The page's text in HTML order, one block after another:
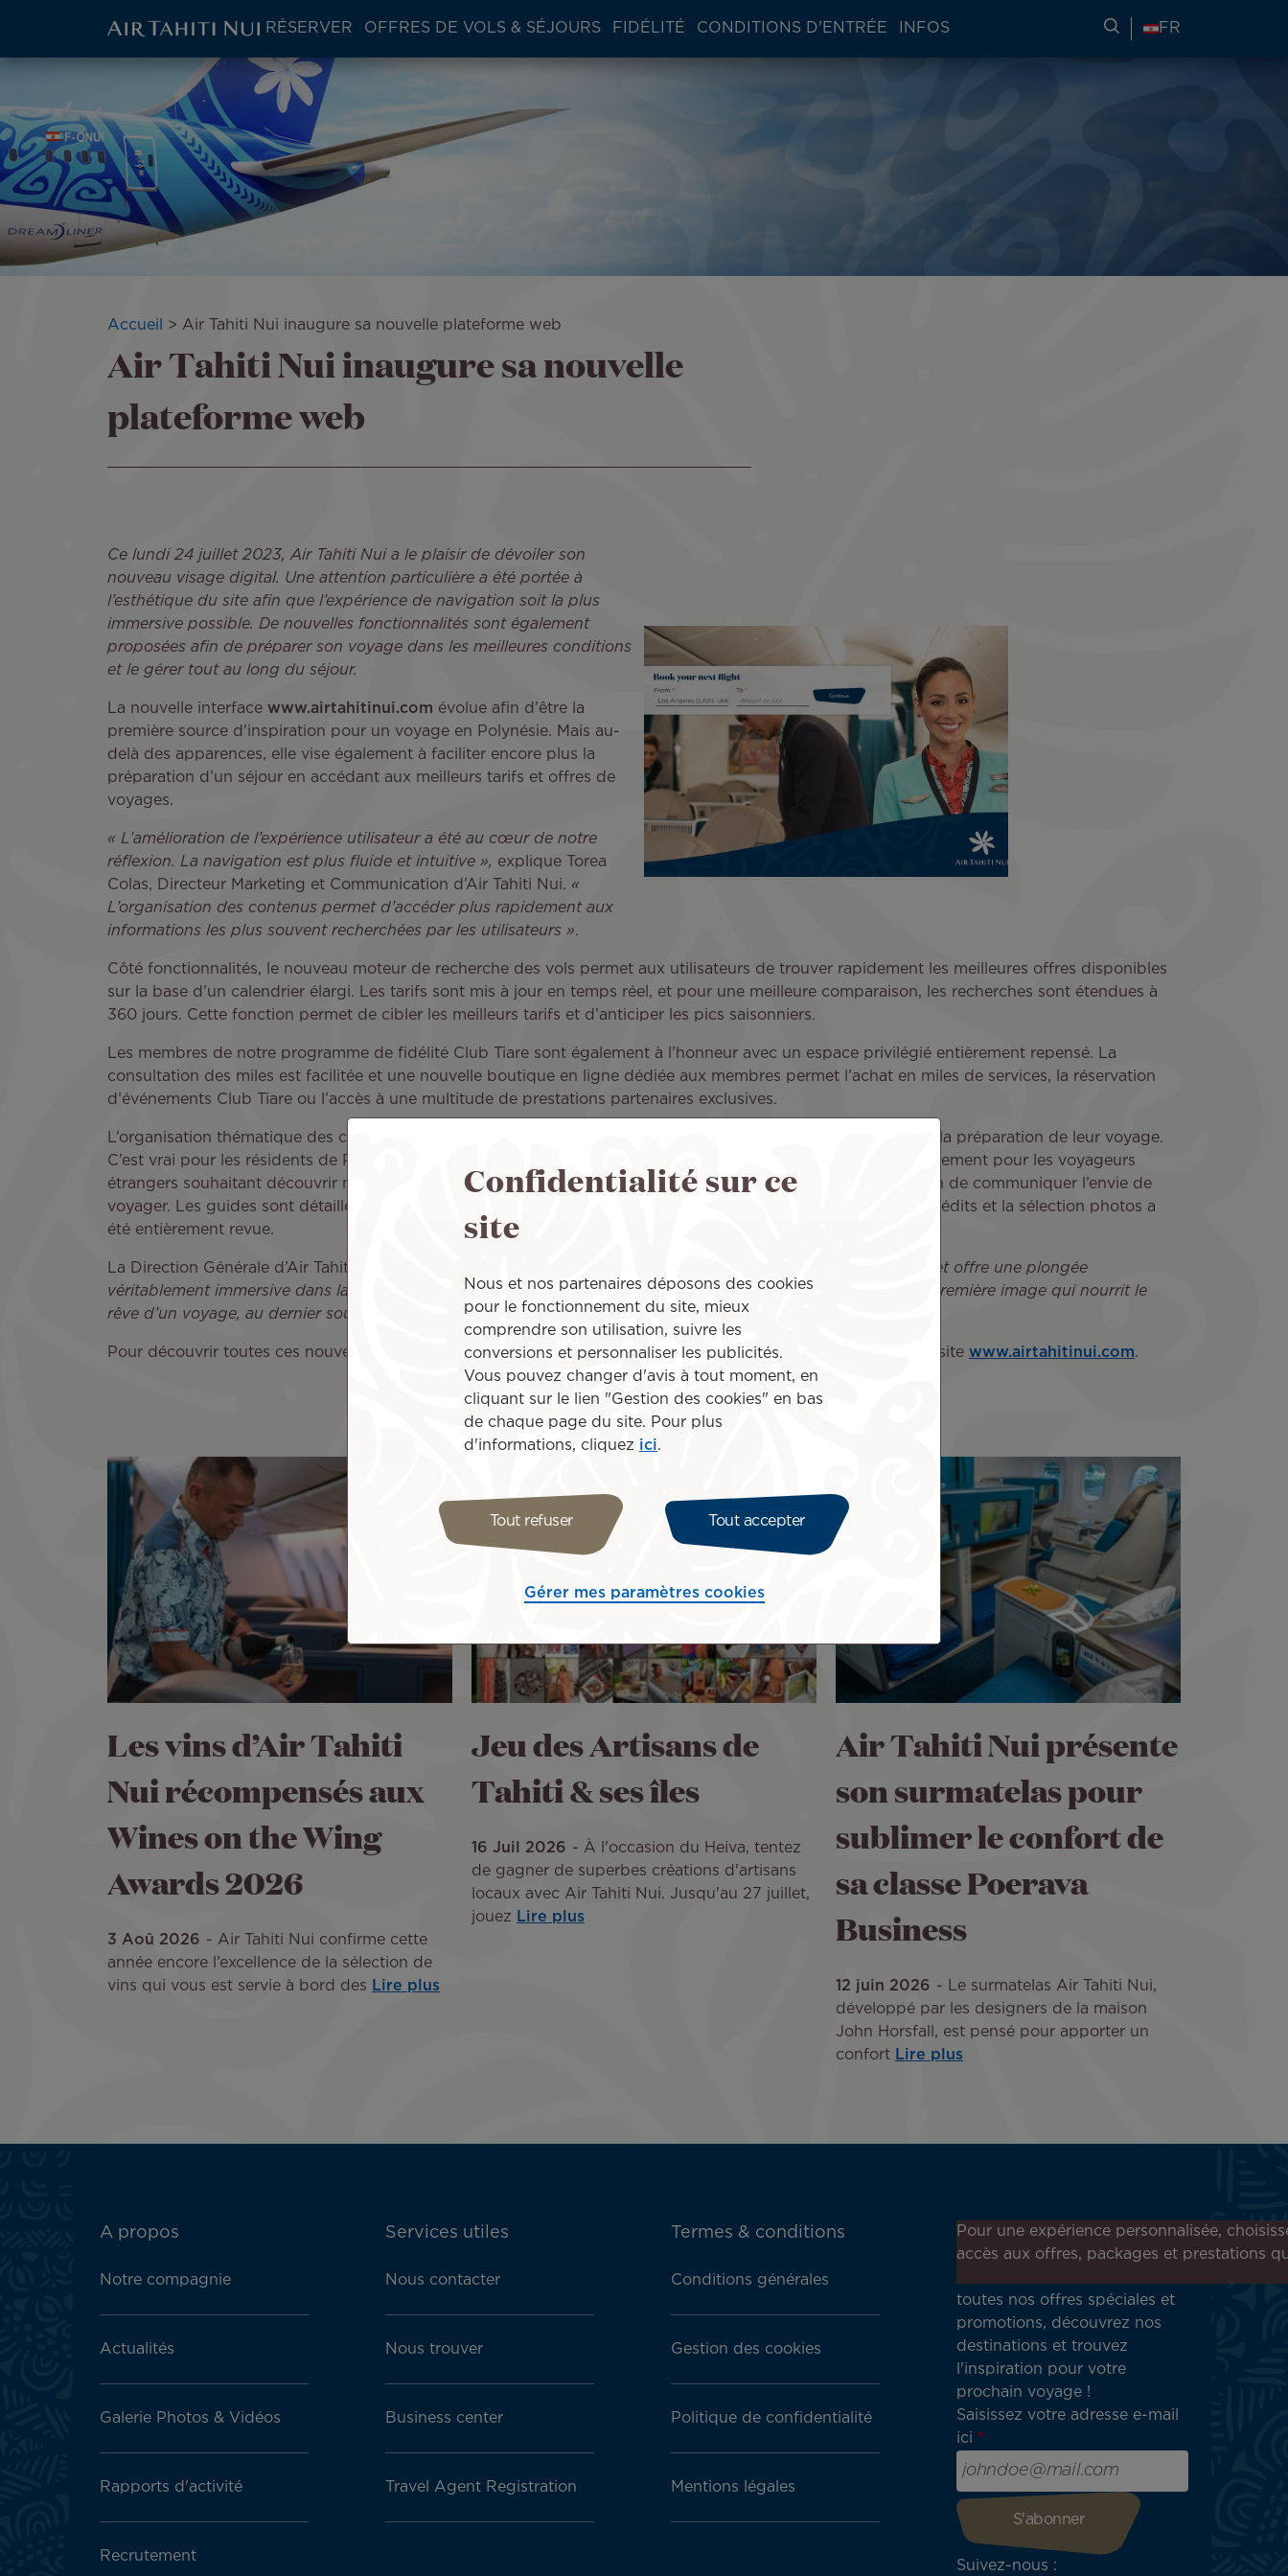
contenu
principal
ATN:
Main
menu
block
RÉSERVER OFFRES DE VOLS & SÉJOURS FIDÉLITÉ CONDITIONS D'ENTRÉE INFOS RECHERCHER DES
FR
Fil
Accueil Air Tahiti Nui inaugure sa nouvelle plateforme web
Air Tahiti Nui inaugure sa nouvelle
plateforme web
Ce lundi 24 juillet 2023, Air Tahiti Nui a le plaisir de dévoiler son
nouveau visage digital. Une attention particulière a été portée à
l’esthétique du site afin que l’expérience de navigation soit la plus
immersive possible. De nouvelles fonctionnalités sont également
proposées afin de préparer son voyage dans les meilleures conditions
et le gérer tout au long du séjour.
La nouvelle interface www.airtahitinui.com évolue afin d’être la
première source d’inspiration pour un voyage en Polynésie. Mais au-
delà des apparences, elle vise également à faciliter encore plus la
préparation d’un séjour en accédant aux meilleurs tarifs et offres de
voyages.
« L’amélioration de l’expérience utilisateur a été au cœur de notre
réflexion. La navigation est plus fluide et intuitive », explique Torea
Colas, Directeur Marketing et Communication d’Air Tahiti Nui. «
L’organisation des contenus permet d’accéder plus rapidement aux
informations les plus souvent recherchées par les utilisateurs ».
Côté fonctionnalités, le nouveau moteur de recherche des vols permet aux utilisateurs de trouver rapidement les meilleures offres disponibles
sur la base d’un calendrier élargi. Les tarifs sont mis à jour en temps réel, et pour une meilleure comparaison, les recherches sont étendues à
360 jours. Cette fonction permet de cibler les meilleurs tarifs et d’anticiper les pics saisonniers.
Les membres de notre programme de fidélité Club Tiare sont également à l’honneur avec un espace privilégié entièrement repensé. La
consultation des miles est facilitée et une nouvelle boutique en ligne dédiée aux membres permet l’achat en miles de services, la réservation
d’événements Club Tiare ou l’accès à une multitude de prestations partenaires exclusives.
L’organisation thématique des contenus permet aux voyageurs de trouver rapidement les informations utiles à la préparation de leur voyage.
C’est vrai pour les résidents de Polynésie souhaitant rejoindre leur destination internationale préférée, mais également pour les voyageurs
étrangers souhaitant découvrir nos îles. L’équipe de projet explique avoir misé sur un contenu riche et varié afin de communiquer l’envie de
voyager. Les guides sont détaillés et offre une belle diversité de contenus. Les articles thématiques sont tous inédits et la sélection photos a
été entièrement revue.
La Direction Générale d’Air Tahiti Nui indique que
« ce nouveau site s’inspire pleinement de l’esprit de nos îles et offre une plongée
véritablement immersive dans la beauté de nos paysages. Un voyage en Polynésie doit être inoubliable, de la première image qui nourrit le
rêve d’un voyage, au dernier sourire de nos équipages sur son vol retour à bord de nos Tahitian Dreamliners. »
Pour découvrir toutes ces nouveautés et préparer votre prochain voyage, rendez-vous dès à présent sur notre site www.airtahitinui.com.
Les vins d’Air Tahiti
Nui récompensés aux
Wines on the Wing
Awards 2026
3 Aoû 2026
Air Tahiti Nui confirme cette
année encore l’excellence de la sélection de
vins qui vous est servie à bord des Lire plus
Jeu des Artisans de
Tahiti & ses îles
16 Juil 2026
À l'occasion du Heiva, tentez
de gagner de superbes créations d'artisans
locaux avec Air Tahiti Nui. Jusqu'au 27 juillet,
jouez Lire plus
Air Tahiti Nui présente
son surmatelas pour
sublimer le confort de
sa classe Poerava
Business
12 juin 2026
Le surmatelas Air Tahiti Nui,
développé par les designers de la maison
John Horsfall, est pensé pour apporter un
confort Lire plus
ATN:
menu
A propos
Notre compagnie
Actualités
Galerie Photos & Vidéos
Rapports d'activité
Recrutement
Services utiles
Nous contacter
Nous trouver
Business center
Travel Agent Registration
Termes & conditions
Conditions générales
Gestion des cookies
Politique de confidentialité
Mentions légales
Inscrivez-vous à notre
newsletter !
toutes nos offres spéciales et
promotions, découvrez nos
destinations et trouvez
l'inspiration pour votre
prochain voyage !
Saisissez votre adresse e-mail
ici
Suivez-nous :
Pour une expérience personnalisée,
accès aux offres, packages et prestations
Confidentialité sur ce
site
Nous et nos partenaires déposons des cookies
pour le fonctionnement du site, mieux
comprendre son utilisation, suivre les
conversions et personnaliser les publicités.
Vous pouvez changer d'avis à tout moment, en
cliquant sur le lien "Gestion des cookies" en bas
de chaque page du site. Pour plus
d'informations, cliquez ici.
Tout refuser Tout accepter
Gérer mes paramètres cookies